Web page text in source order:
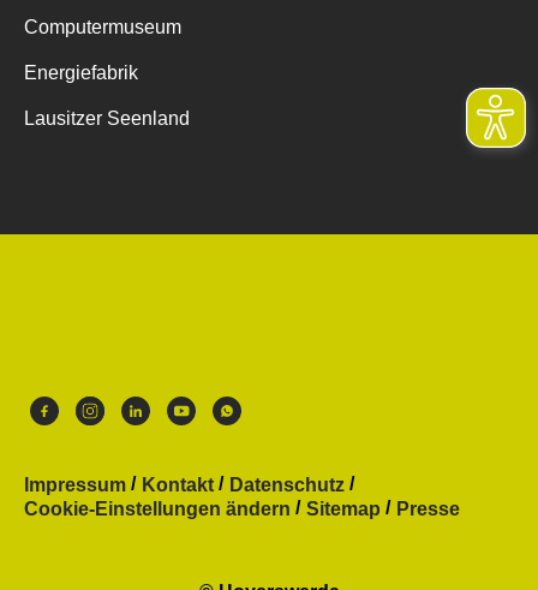
Computermuseum
Energiefabrik
Lausitzer Seenland
Impressum Kontakt
Datenschutz
Cookie-Einstellungen ändern
Sitemap Presse